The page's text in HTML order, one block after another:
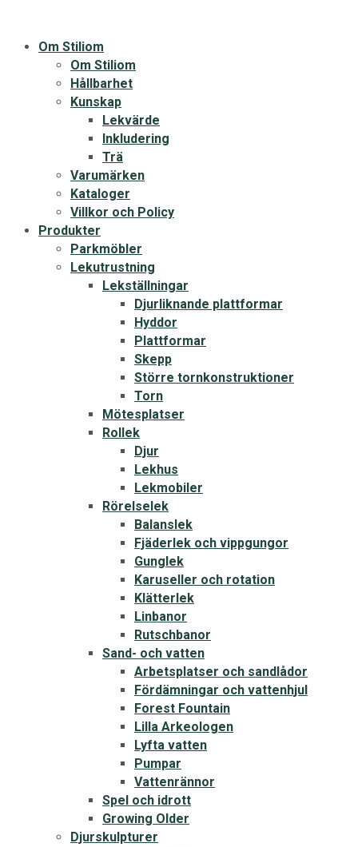
Om Stiliom
Om Stiliom
Hållbarhet
Kunskap
Lekvärde
Inkludering
Trä
Varumärken
Kataloger
Villkor och Policy
Produkter
Parkmöbler
Lekutrustning
Lekställningar
Djurliknande plattformar
Hyddor
Plattformar
Skepp
Större tornkonstruktioner
Torn
Mötesplatser
Rollek
Djur
Lekhus
Lekmobiler
Rörelselek
Balanslek
Fjäderlek och vippgungor
Gunglek
Karuseller och rotation
Klätterlek
Linbanor
Rutschbanor
Sand- och vatten
Arbetsplatser och sandlådor
Fördämningar och vattenhjul
Forest Fountain
Lilla Arkeologen
Lyfta vatten
Pumpar
Vattenrännor
Spel och idrott
Growing Older
Djurskulpturer